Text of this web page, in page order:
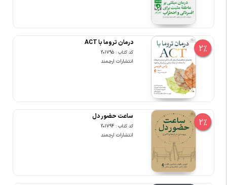
2%
درمان تروما با ACT
کد کتاب : 201795
انتشارات ارجمند
2%
ساعت حضور دل
کد کتاب : 201794
انتشارات ارجمند